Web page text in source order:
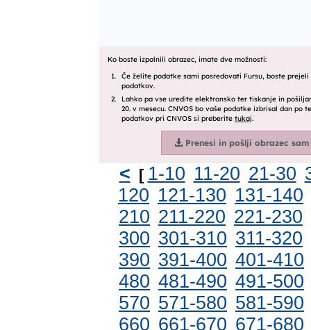
< [ 1-10 11-20 21-30
120 121-130 131-140
210 211-220 221-230
300 301-310 311-320
390 391-400 401-410
480 481-490 491-500
570 571-580 581-590
660 661-670 671-680